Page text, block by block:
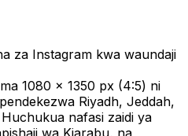
za Instagram kwa waundaji
1080 × 1350 px (4:5) ni
Riyadh, Jeddah,
nafasi zaidi ya
wa Kiarabu, na